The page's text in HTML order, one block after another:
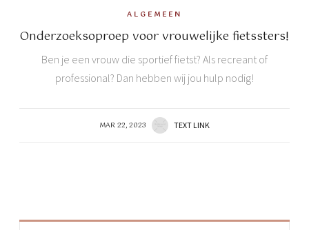
ALGEMEEN
Onderzoeksoproep voor vrouwelijke fietssters!
Ben je een vrouw die sportief fietst? Als recreant of
professional? Dan hebben wij jou hulp nodig!
MAR 22, 2023 TEXT LINK